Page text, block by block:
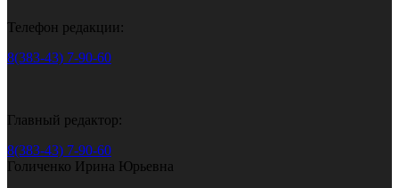
Телефон редакции:
8(383-43) 7-90-60
Главный редактор:
8(383-43) 7-90-60
Голиченко Ирина Юрьевна